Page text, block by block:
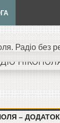
– ДОДАТОК